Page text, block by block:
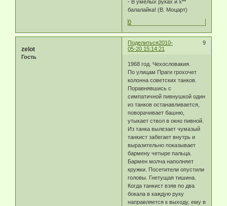
- В умелых руках и х**
балалайка! (В. Моцарт)
0
Поделиться 9
2010-
05-20 15:14:21
zelot
Гость
1968 год. Чехословакия.
По улицам Праги грохочет
колонна советских танков.
Поравнявшись с
симпатичной пивнушкой один
из танков останавливается,
поворачивает башню,
утыкает ствол в окно пивной.
Из танка вылезает чумазый
танкист забегает внутрь и
выразительно показывает
бармену четыре пальца.
Бармен молча наполняет
кружки. Посетители опустили
головы. Гнетущая тишина.
Когда танкист взяв по два
бокала в каждую руку
направляется к выходу, ему в